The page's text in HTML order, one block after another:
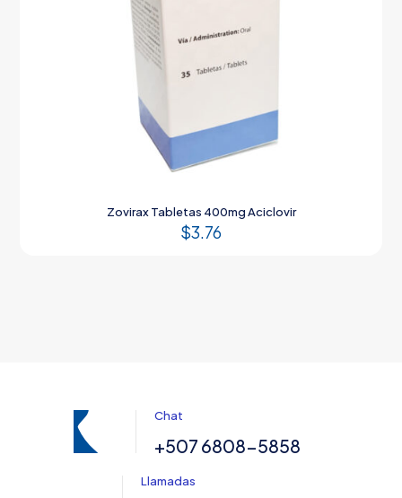
Zovirax Tabletas 400mg Aciclovir
$3.76
Chat
+507 6808-5858
Llamadas